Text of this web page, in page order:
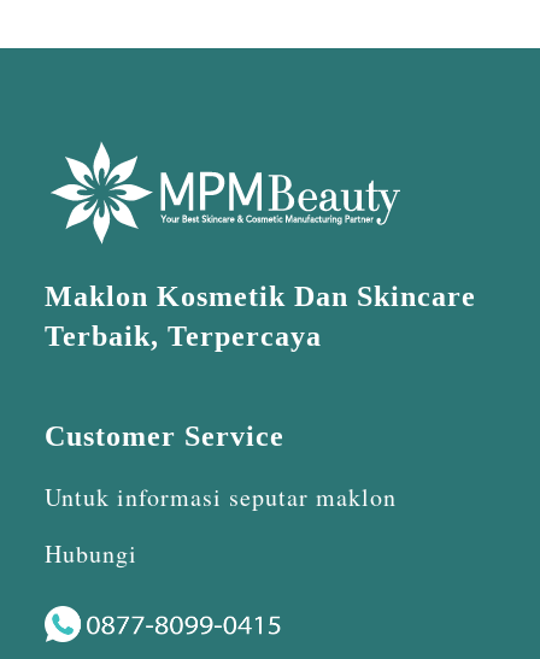
Maklon Kosmetik Dan Skincare
Terbaik, Terpercaya
Customer Service
Untuk informasi seputar maklon
Hubungi